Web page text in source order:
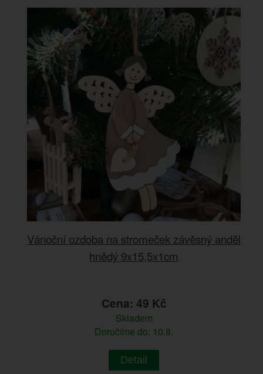
Vánoční ozdoba na stromeček závěsný anděl
hnědý 9x15,5x1cm
Cena: 49 Kč
Skladem
Doručíme do: 10.8.
Detail